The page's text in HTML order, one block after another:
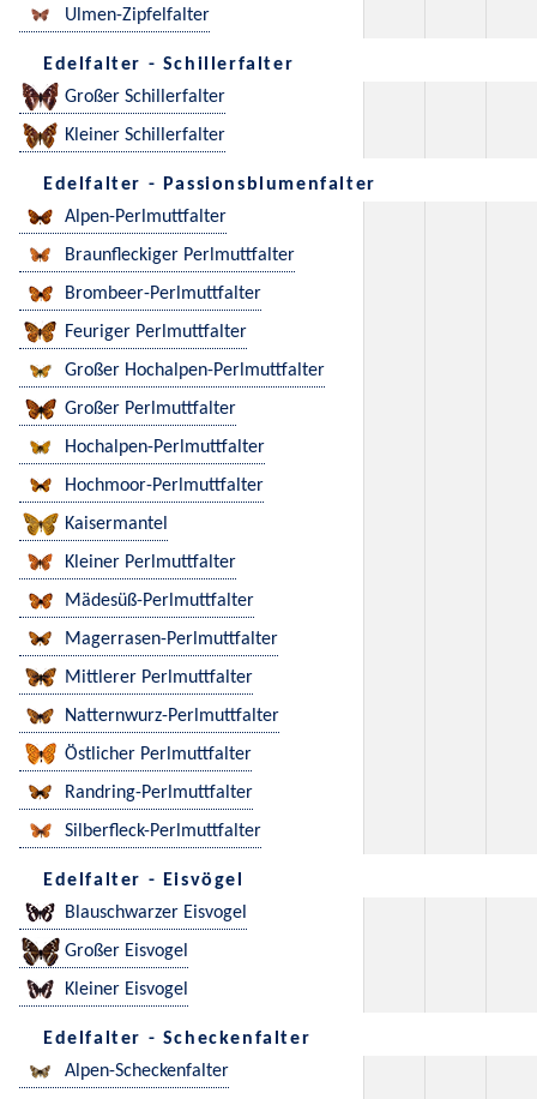
Ulmen-Zipfelfalter
Edelfalter - Schillerfalter
Großer Schillerfalter
Kleiner Schillerfalter
Edelfalter - Passionsblumenfalter
Alpen-Perlmuttfalter
Braunfleckiger Perlmuttfalter
Brombeer-Perlmuttfalter
Feuriger Perlmuttfalter
Großer Hochalpen-Perlmuttfalter
Großer Perlmuttfalter
Hochalpen-Perlmuttfalter
Hochmoor-Perlmuttfalter
Kaisermantel
Kleiner Perlmuttfalter
Mädesüß-Perlmuttfalter
Magerrasen-Perlmuttfalter
Mittlerer Perlmuttfalter
Natternwurz-Perlmuttfalter
Östlicher Perlmuttfalter
Randring-Perlmuttfalter
Silberfleck-Perlmuttfalter
Edelfalter - Eisvögel
Blauschwarzer Eisvogel
Großer Eisvogel
Kleiner Eisvogel
Edelfalter - Scheckenfalter
Alpen-Scheckenfalter